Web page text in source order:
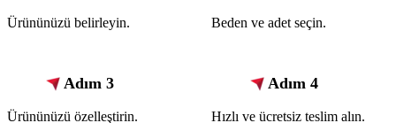
Ürününüzü belirleyin. Beden ve adet seçin.
Adım 3
Ürününüzü özelleştirin.
Adım 4
Hızlı ve ücretsiz teslim alın.